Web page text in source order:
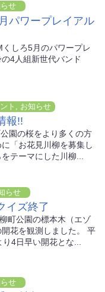
せ
パワープレイアル
くしろ5月のパワープレ
4人組新世代バンド
ト お知らせ
報!!
園の桜をより多くの方
「お花見川柳を募集し
テーマにした川柳...
らせ
イズ終了
町公園の標本木（エゾ
花を観測しました。 平
4日早い開花とな...
せ